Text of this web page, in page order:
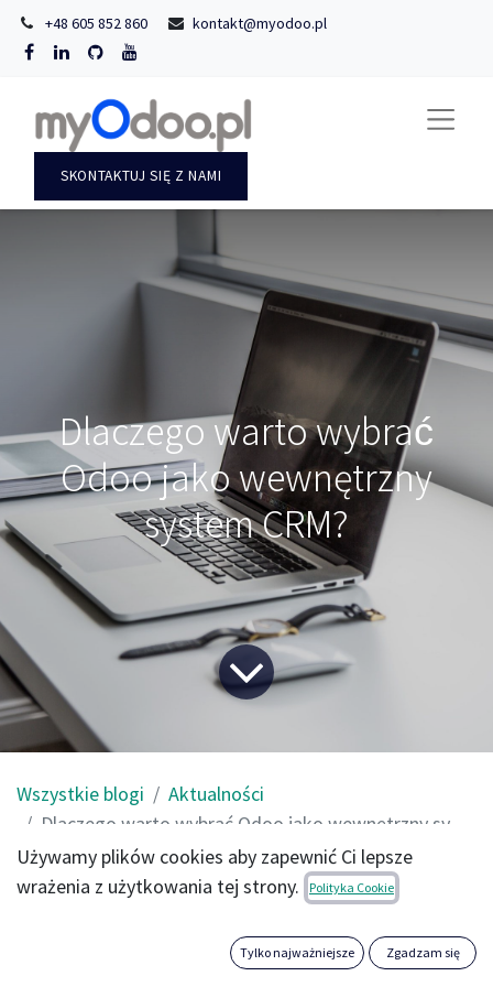
+48 605 852 860 kontakt@myodoo.pl
SKONTAKTUJ SIĘ Z NAMI
Dlaczego warto wybrać
Odoo jako wewnętrzny
system CRM?
Wszystkie blogi
Aktualności
Dlaczego warto wybrać Odoo jako wewnętrzny system CRM?
Zarządzanie relacjami z klientami ma kluczowe
zadowoleniu, poleceniom i powrotom firma może wybić
Używamy plików cookies aby zapewnić Ci lepsze
wrażenia z użytkowania tej strony.
Polityka Cookie
Tylko najważniejsze Zgadzam się